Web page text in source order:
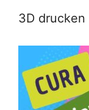
3D drucken